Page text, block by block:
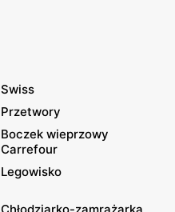
Swiss
Przetwory
Boczek wieprzowy
Carrefour
Legowisko